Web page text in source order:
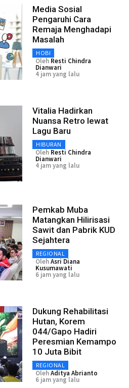
Media Sosial
Pengaruhi Cara
Remaja Menghadapi
Masalah
HOBI
Oleh Resti Chindra
Dianwari
4 jam yang lalu
Vitalia Hadirkan
Nuansa Retro lewat
Lagu Baru
HIBURAN
Oleh Resti Chindra
Dianwari
4 jam yang lalu
Pemkab Muba
Matangkan Hilirisasi
Sawit dan Pabrik KUD
Sejahtera
REGIONAL
OlehAsri Diana
Kusumawati
6 jam yang lalu
Dukung Rehabilitasi
Hutan, Korem
044/Gapo Hadiri
Peresmian Kemampo
10 Juta Bibit
REGIONAL
OlehAditya Abrianto
6 jam yang lalu